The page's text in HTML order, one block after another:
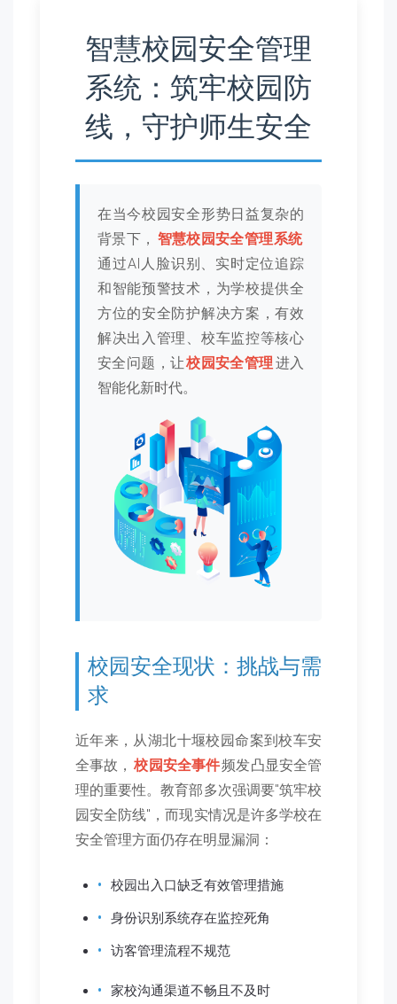
智慧校园安全管理
系统：筑牢校园防
线，守护师生安全
在当今校园安全形势日益复杂的
背景下， 智慧校园安全管理系统
通过AI人脸识别、实时定位追踪
和智能预警技术，为学校提供全
方位的安全防护解决方案，有效
解决出入管理、校车监控等核心
安全问题，让校园安全管理 进入
智能化新时代。
校园安全现状：挑战与需
求
近年来，从湖北十堰校园命案到校车安
全事故， 校园安全事件频发凸显安全管
理的重要性。教育部多次强调要"筑牢校
园安全防线"，而现实情况是许多学校在
安全管理方面仍存在明显漏洞：
校园出入口缺乏有效管理措施
身份识别系统存在监控死角
访客管理流程不规范
家校沟通渠道不畅且不及时